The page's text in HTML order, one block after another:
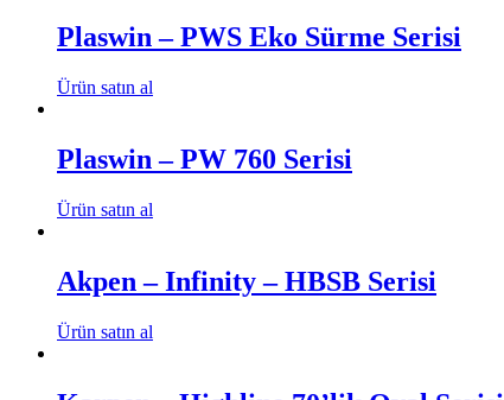
Plaswin – PWS Eko Sürme Serisi
Ürün satın al
Plaswin – PW 760 Serisi
Ürün satın al
Akpen – Infinity – HBSB Serisi
Ürün satın al